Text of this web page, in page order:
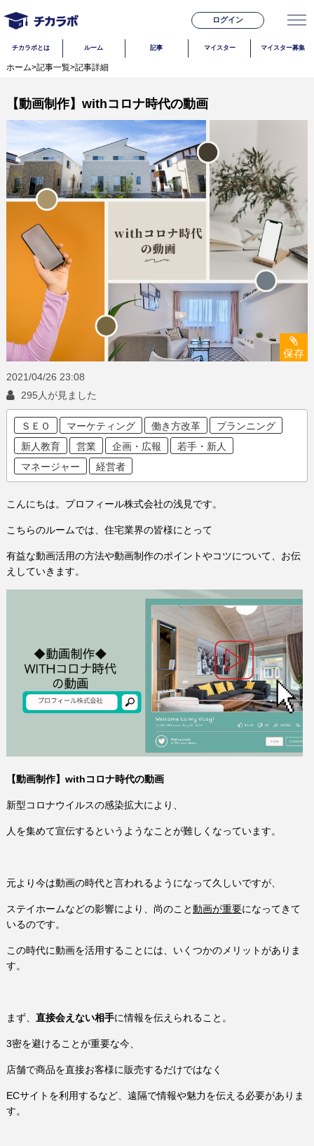
ログイン
チカラボとは ルーム 記事 マイスター マイスター募集
ホーム>記事一覧>記事詳細
【動画制作】withコロナ時代の動画
保存
2021/04/26 23:08
295人が見ました
ＳＥＯ マーケティング 働き方改革
プランニング
新人教育
営業 企画・広報
若手・新人
マネージャー
経営者
こんにちは。プロフィール株式会社の浅見です。
こちらのルームでは、住宅業界の皆様にとって
有益な動画活用の方法や動画制作のポイントやコツについて、お伝
えしていきます。
【動画制作】withコロナ時代の動画
新型コロナウイルスの感染拡大により、
人を集めて宣伝するというようなことが難しくなっています。
元より今は動画の時代と言われるようになって久しいですが、
ステイホームなどの影響により、尚のこと動画が重要になってきて
いるのです。
この時代に動画を活用することには、いくつかのメリットがありま
す。
まず、 直接会えない相手に情報を伝えられること。
3密を避けることが重要な今、
店舗で商品を直接お客様に販売するだけではなく
ECサイトを利用するなど、遠隔で情報や魅力を伝える必要がありま
す。